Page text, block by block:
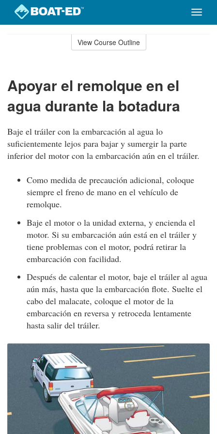
Toggle
View Course Outline
Apoyar el remolque en el
agua durante la botadura
Baje el tráiler con la embarcación al agua lo
suficientemente lejos para bajar y sumergir la parte
inferior del motor con la embarcación aún en el tráiler.
Como medida de precaución adicional, coloque
siempre el freno de mano en el vehículo de
remolque.
Baje el motor o la unidad externa, y encienda el
motor. Si su embarcación aún está en el tráiler y
tiene problemas con el motor, podrá retirar la
embarcación con facilidad.
Después de calentar el motor, baje el tráiler al agua
aún más, hasta que la embarcación flote. Suelte el
cabo del malacate, coloque el motor de la
embarcación en reversa y retroceda lentamente
hasta salir del tráiler.